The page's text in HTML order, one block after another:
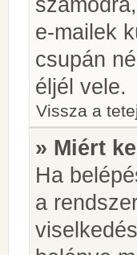
e-mailek
csupán
éljél vele.
Vissza a
» Miért
Ha
a